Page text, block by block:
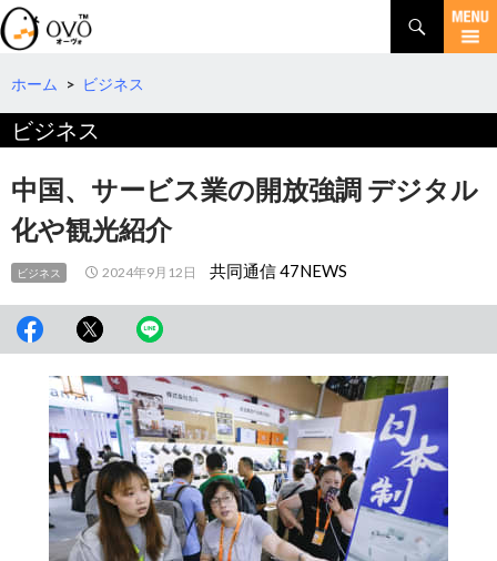
検
索
コ
テ
へ
動
ホーム > ビジネス
ビジネス
中国、サービス業の開放強調 デジタル
化や観光紹介
ビジネス 2024年9月12日 共同通信 47NEWS